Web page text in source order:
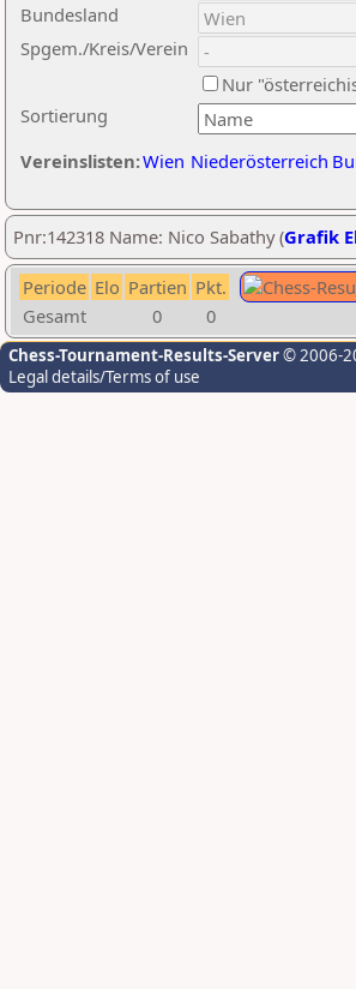
Sortierung
Bundesland
Spgem./Kreis/Verein
Nur
Vereinslisten:Wien Niederösterreich
Pnr:142318 Name: Nico Sabathy (Grafik
Periode Elo Partien Pkt.
Gesamt
0 0
Chess-Tournament-Results-Server© 2006-
Legal details/Terms of use